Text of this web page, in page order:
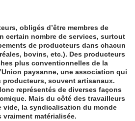
obligés d’être membres de
certain nombre de services, surtout
de producteurs dans chacun
bovins, etc.). Des producteurs
plus conventionnelles de la
paysanne, une association qui
producteurs, souvent artisanaux.
représentés de diverses façons
Mais du côté des travailleurs
vide, la syndicalisation du monde
vraiment matérialisée.